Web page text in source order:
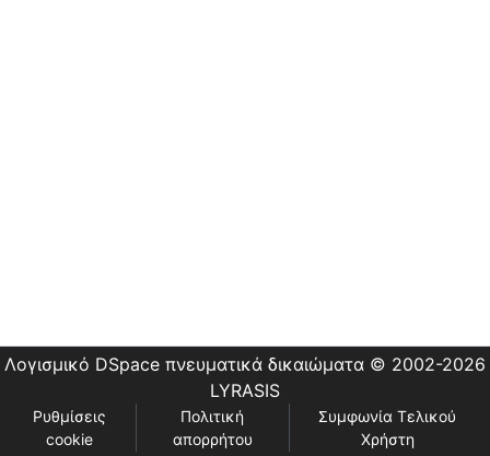
Λογισμικό DSpace πνευματικά δικαιώματα © 2002-2026
LYRASIS
Ρυθμίσεις
cookie
Πολιτική
απορρήτου
Συμφωνία Τελικού
Χρήστη